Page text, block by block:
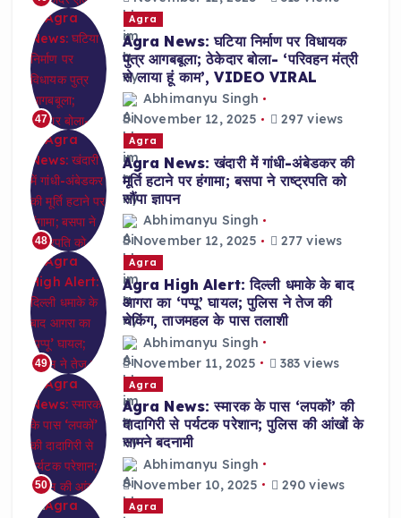
47
Agra
Agra News: घटिया निर्माण पर विधायक
पुत्र आगबबूला; ठेकेदार बोला- ‘परिवहन मंत्री
से लाया हूं काम’, VIDEO VIRAL
Abhimanyu Singh
November 12, 2025
297 views
48
Agra
Agra News: खंदारी में गांधी-अंबेडकर की
मूर्ति हटाने पर हंगामा; बसपा ने राष्ट्रपति को
सौंपा ज्ञापन
Abhimanyu Singh
November 12, 2025
277 views
49
Agra
Agra High Alert: दिल्ली धमाके के बाद
आगरा का ‘पप्पू’ घायल; पुलिस ने तेज की
चेकिंग, ताजमहल के पास तलाशी
Abhimanyu Singh
November 11, 2025
383 views
50
Agra
Agra News: स्मारक के पास ‘लपकों’ की
दादागिरी से पर्यटक परेशान; पुलिस की आंखों के
सामने बदनामी
Abhimanyu Singh
November 10, 2025
290 views
Agra